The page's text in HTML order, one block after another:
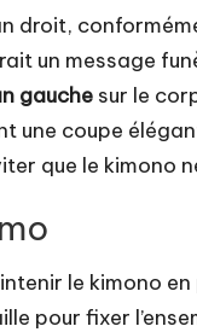
droit,
un message
gauche sur le
une coupe
que le kimono
le kimono
pour fixer